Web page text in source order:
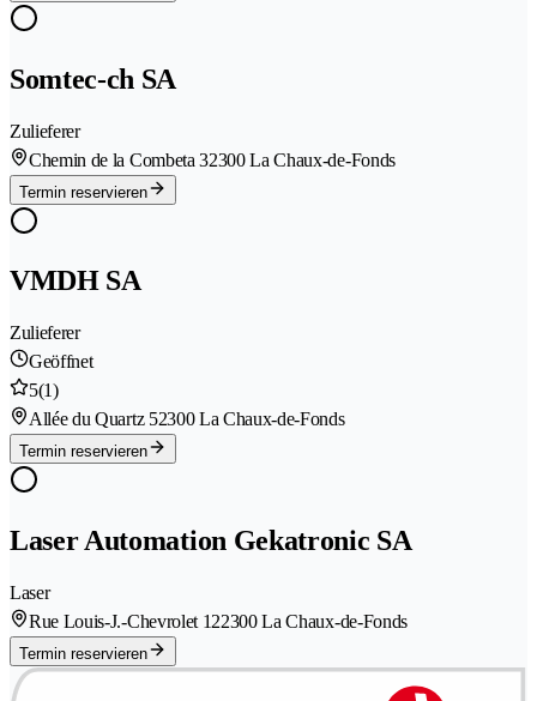
Somtec-ch SA
Zulieferer
Chemin de la Combeta 32300 La Chaux-de-Fonds
Termin reservieren
VMDH SA
Zulieferer
Geöffnet
5(1)
Allée du Quartz 52300 La Chaux-de-Fonds
Termin reservieren
Laser Automation Gekatronic SA
Laser
Rue Louis-J.-Chevrolet 122300 La Chaux-de-Fonds
Termin reservieren